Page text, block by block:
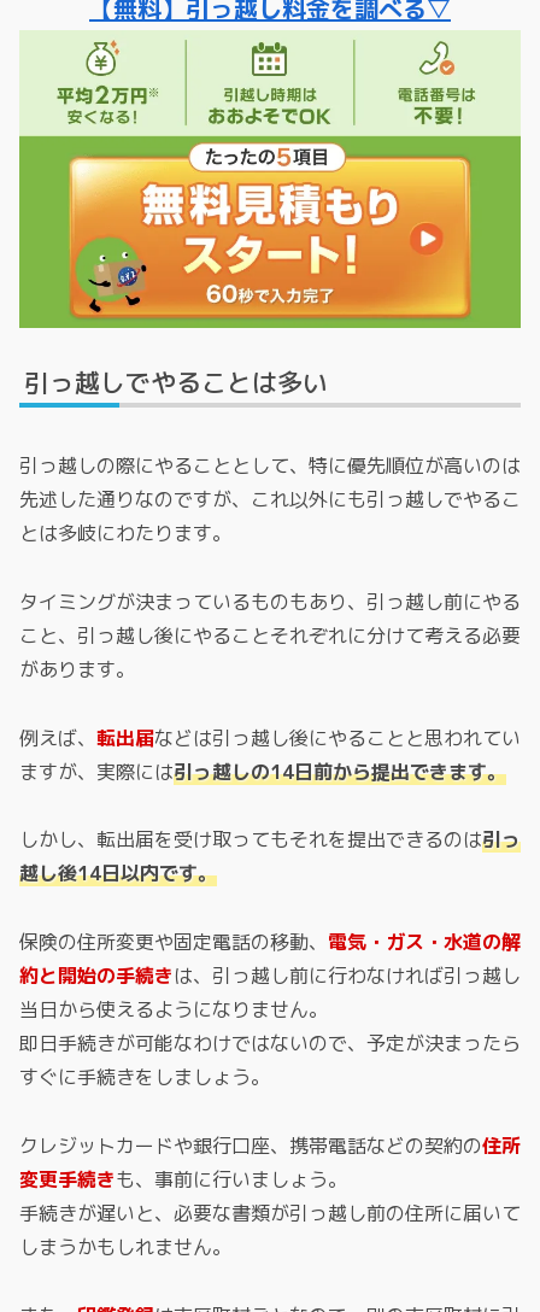
【無料】引っ越し料金を調べる▽
引っ越しでやることは多い
引っ越しの際にやることとして、特に優先順位が高いのは
先述した通りなのですが、これ以外にも引っ越しでやるこ
とは多岐にわたります。
タイミングが決まっているものもあり、引っ越し前にやる
こと、引っ越し後にやることそれぞれに分けて考える必要
があります。
例えば、 転出届などは引っ越し後にやることと思われてい
ますが、実際には引っ越しの14日前から提出できます。
しかし、転出届を受け取ってもそれを提出できるのは引っ
越し後14日以内です。
保険の住所変更や固定電話の移動、 電気・ガス・水道の解
約と開始の手続きは、引っ越し前に行わなければ引っ越し
当日から使えるようになりません。
即日手続きが可能なわけではないので、予定が決まったら
すぐに手続きをしましょう。
クレジットカードや銀行口座、携帯電話などの契約の住所
変更手続きも、事前に行いましょう。
手続きが遅いと、必要な書類が引っ越し前の住所に届いて
しまうかもしれません。